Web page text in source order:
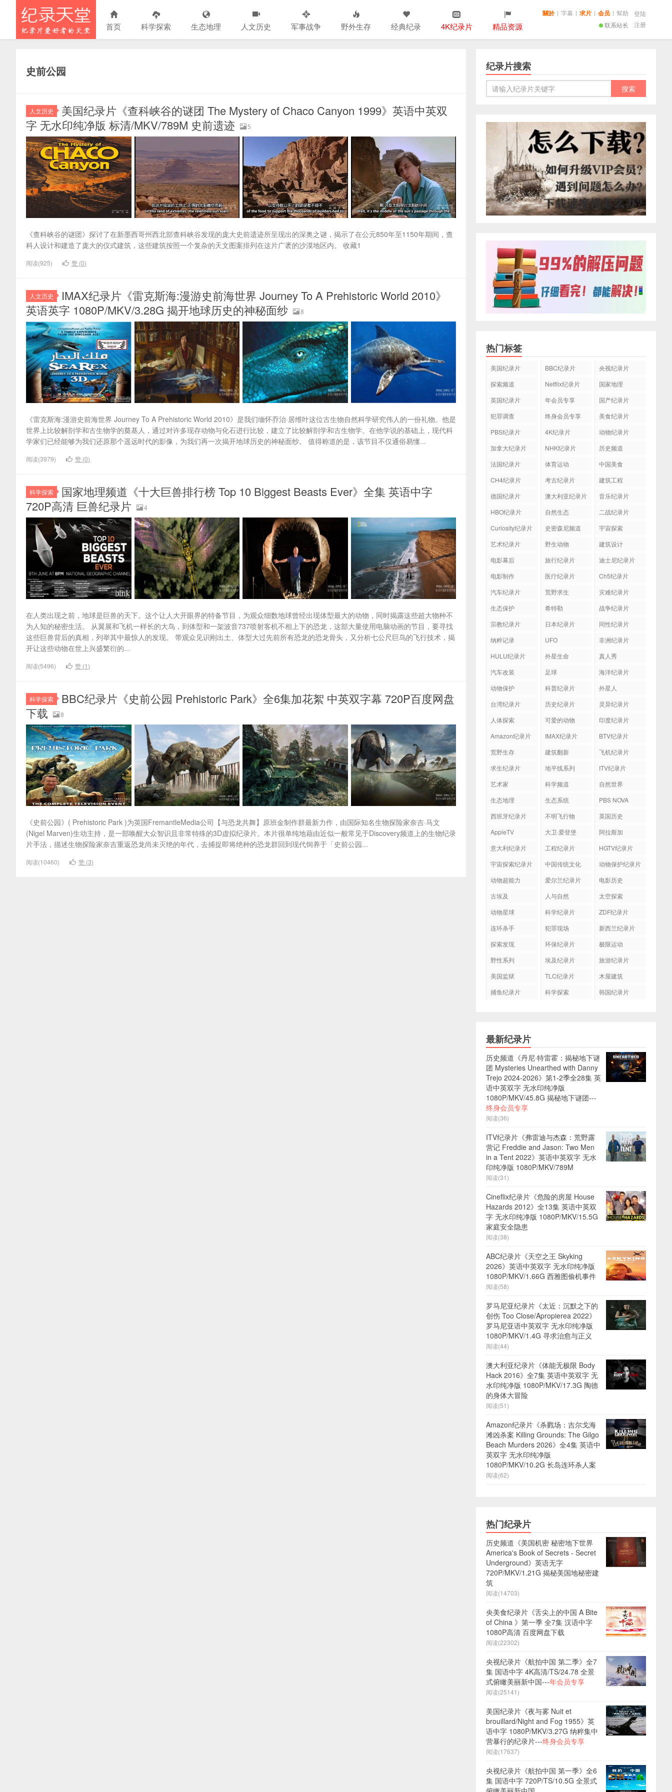
首页 科学探索 生态地理 人文历史 军事战争 野外生存 经典纪录 4K纪录片 精品资源 联系站长
關於 | 字幕 | 求片 | 会员 | 幫助
登陆
注册
史前公园
人文历史
美国纪录片《查科峡谷的谜团 The Mystery of Chaco Canyon 1999》英语中英双
字 无水印纯净版 标清/MKV/789M 史前遗迹
5
《查科峡谷的谜团》探讨了在新墨西哥州西北部查科峡谷发现的庞大史前遗迹所呈现出的深奥之谜，揭示了在公元850年至1150年期间，查
科人设计和建造了庞大的仪式建筑，这些建筑按照一个复杂的天文图案排列在这片广袤的沙漠地区内。 收藏1
阅读(925) 赞 (0)
人文历史
IMAX纪录片《雷克斯海:漫游史前海世界 Journey To A Prehistoric World 2010》
英语英字 1080P/MKV/3.28G 揭开地球历史的神秘面纱
8
《雷克斯海:漫游史前海世界 Journey To A Prehistoric World 2010》是我们缅怀乔治·居维叶这位古生物自然科学研究伟人的一份礼物。他是
世界上比较解剖学和古生物学的奠基人，通过对许多现存动物与化石进行比较，建立了比较解剖学和古生物学。在他学说的基础上，现代科
学家们已经能够为我们还原那个遥远时代的影像，为我们再一次揭开地球历史的神秘面纱。 值得称道的是，该节目不仅通俗易懂...
阅读(3979) 赞 (0)
科学探索
国家地理频道《十大巨兽排行榜 Top 10 Biggest Beasts Ever》全集 英语中字
720P高清 巨兽纪录片
4
在人类出现之前，地球是巨兽的天下。这个让人大开眼界的特备节目，为观众细数地球曾经出现体型最大的动物，同时揭露这些超大物种不
为人知的秘密生活。 从翼展和飞机一样长的大鸟，到体型和一架波音737喷射客机不相上下的恐龙，这部大量使用电脑动画的节目，要寻找
这些巨兽背后的真相，列举其中最惊人的发现。 带观众见识刚出土、体型大过先前所有恐龙的恐龙骨头，又分析七公尺巨鸟的飞行技术，揭
开让这些动物在世上兴盛繁衍的...
阅读(5496) 赞 (1)
科学探索
BBC纪录片《史前公园 Prehistoric Park》全6集加花絮 中英双字幕 720P百度网盘
下载
8
《史前公园》( Prehistoric Park )为英国FremantleMedia公司【与恐龙共舞】原班金制作群最新力作，由国际知名生物探险家奈吉·马文
(Nigel Marven)生动主持，是一部唤醒大众智识且非常特殊的3D虚拟纪录片。本片很单纯地藉由近似一般常见于Discovery频道上的生物纪录
片手法，描述生物探险家奈吉重返恐龙尚未灭绝的年代，去捕捉即将绝种的恐龙群回到现代饲养于「史前公园...
阅读(10460) 赞 (3)
纪录片搜索
热门标签
美国纪录片 BBC纪录片
央视纪录片
探索频道
Netflix纪录片
国家地理
英国纪录片
年会员专享
国产纪录片
犯罪调查
终身会员专享
美食纪录片
PBS纪录片
4K纪录片
动物纪录片
加拿大纪录片
NHK纪录片
历史频道
法国纪录片
体育运动
中国美食
CH4纪录片
考古纪录片
建筑工程
德国纪录片
澳大利亚纪录片
音乐纪录片
HBO纪录片
自然生态
二战纪录片
Curiosity纪录片
史密森尼频道
宇宙探索
艺术纪录片
野生动物
建筑设计
电影幕后
旅行纪录片
迪士尼纪录片
电影制作
医疗纪录片
Ch5纪录片
汽车纪录片
荒野求生
灾难纪录片
生态保护
希特勒
战争纪录片
宗教纪录片
日本纪录片
同性纪录片
纳粹记录
UFO
非洲纪录片
HULU纪录片
外星生命
真人秀
汽车改装
足球
海洋纪录片
动物保护
科普纪录片
外星人
台湾纪录片
历史纪录片
灵异纪录片
人体探索
可爱的动物
印度纪录片
Amazon纪录片
IMAX纪录片
BTV纪录片
荒野生存
建筑翻新
飞机纪录片
求生纪录片
地平线系列
ITV纪录片
艺术家
科学频道
自然世界
生态地理
生态系统
PBS NOVA
西班牙纪录片
不明飞行物
英国历史
AppleTV
大卫·爱登堡
阿拉斯加
意大利纪录片
工程纪录片
HGTV纪录片
宇宙探索纪录片
中国传统文化
动物保护纪录片
动物超能力
爱尔兰纪录片
电影历史
古埃及
人与自然
太空探索
动物星球
科学纪录片
ZDF纪录片
连环杀手
犯罪现场
新西兰纪录片
探索发现
环保纪录片
极限运动
野性系列
埃及纪录片
旅游纪录片
美国监狱
TLC纪录片
木屋建筑
捕鱼纪录片
科学探索 韩国纪录片
最新纪录片
历史频道《丹尼·特雷霍：揭秘地下谜
团 Mysteries Unearthed with Danny
Trejo 2024-2026》第1-2季全28集 英
语中英双字 无水印纯净版
1080P/MKV/45.8G 揭秘地下谜团---
终身会员专享
阅读(36)
ITV纪录片《弗雷迪与杰森：荒野露
营记 Freddie and Jason: Two Men
in a Tent 2022》英语中英双字 无水
印纯净版 1080P/MKV/789M
阅读(31)
Cineflix纪录片《危险的房屋 House
Hazards 2012》全13集 英语中英双
字 无水印纯净版 1080P/MKV/15.5G
家庭安全隐患
阅读(38)
ABC纪录片《天空之王 Skyking
2026》英语中英双字 无水印纯净版
1080P/MKV/1.66G 西雅图偷机事件
阅读(58)
罗马尼亚纪录片《太近：沉默之下的
创伤 Too Close/Apropierea 2022》
罗马尼亚语中英双字 无水印纯净版
1080P/MKV/1.4G 寻求治愈与正义
阅读(44)
澳大利亚纪录片《体能无极限 Body
Hack 2016》全7集 英语中英双字 无
水印纯净版 1080P/MKV/17.3G 陶德
的身体大冒险
阅读(51)
Amazon纪录片《杀戮场：吉尔戈海
滩凶杀案 Killing Grounds: The Gilgo
Beach Murders 2026》全4集 英语中
英双字 无水印纯净版
1080P/MKV/10.2G 长岛连环杀人案
阅读(62)
热门纪录片
历史频道《美国机密 秘密地下世界
America's Book of Secrets - Secret
Underground》英语无字
720P/MKV/1.21G 揭秘美国地秘密建
筑
阅读(14703)
央美食纪录片《舌尖上的中国 A Bite
of China 》第一季 全7集 汉语中字
1080P高清 百度网盘下载
阅读(22302)
央视纪录片《航拍中国 第二季》全7
集 国语中字 4K高清/TS/24.78 全景
式俯瞰美丽新中国---年会员专享
阅读(25141)
美国纪录片《夜与雾 Nuit et
brouillard/Night and Fog 1955》英
语中字 1080P/MKV/3.27G 纳粹集中
营暴行的纪录片---终身会员专享
阅读(17637)
央视纪录片《航拍中国 第一季》全6
集 国语中字 720P/TS/10.5G 全景式